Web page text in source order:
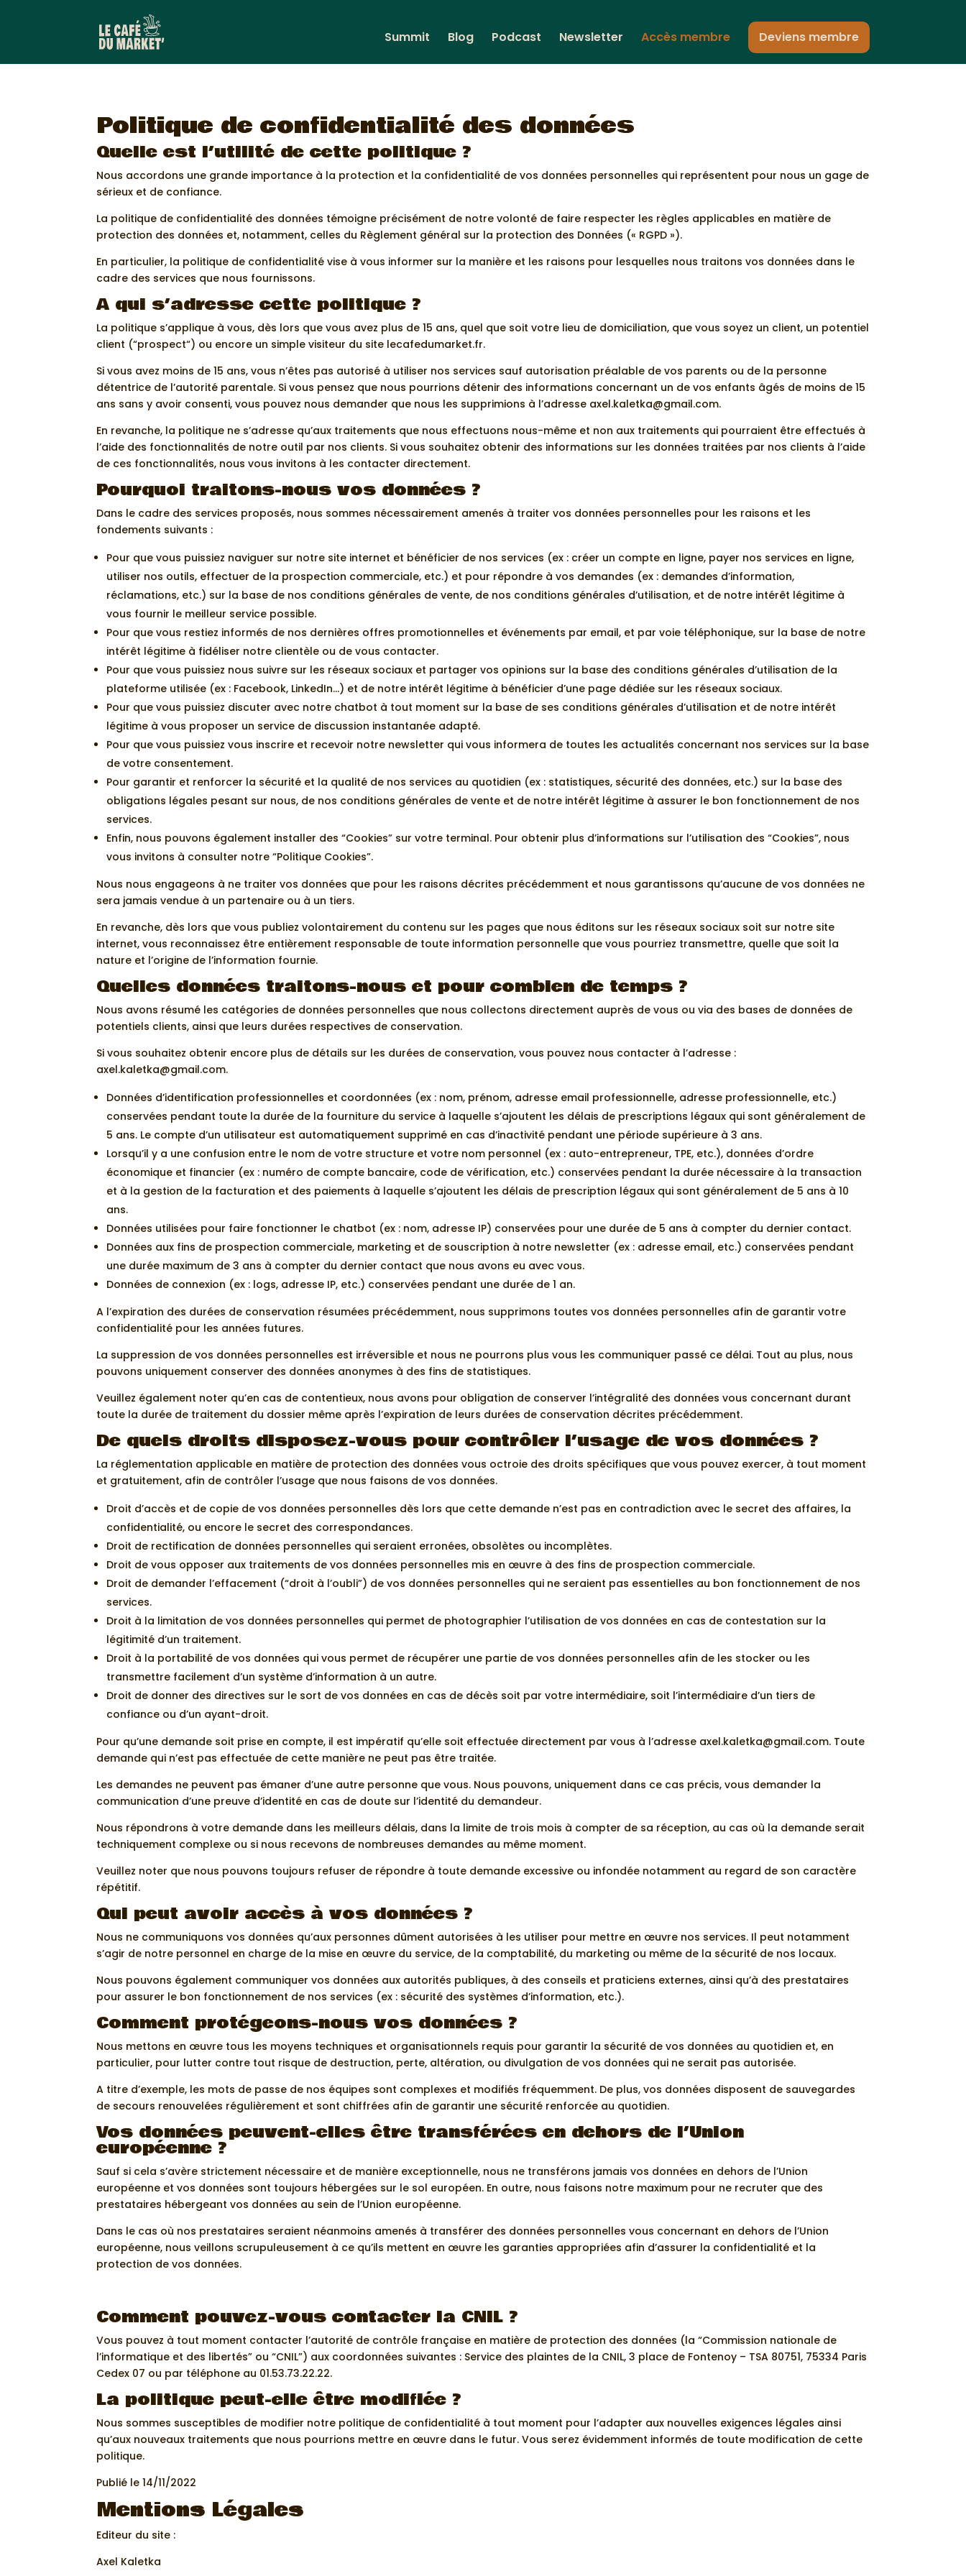
Summit Blog Podcast Newsletter Accès membre Deviens membre
Politique de confidentialité des données
Quelle est l’utilité de cette politique ?
Nous accordons une grande importance à la protection et la confidentialité de vos données personnelles qui représentent pour nous un gage de
sérieux et de confiance.
La politique de confidentialité des données témoigne précisément de notre volonté de faire respecter les règles applicables en matière de
protection des données et, notamment, celles du Règlement général sur la protection des Données (« RGPD »).
En particulier, la politique de confidentialité vise à vous informer sur la manière et les raisons pour lesquelles nous traitons vos données dans le
cadre des services que nous fournissons.
A qui s’adresse cette politique ?
La politique s’applique à vous, dès lors que vous avez plus de 15 ans, quel que soit votre lieu de domiciliation, que vous soyez un client, un potentiel
client (“prospect“) ou encore un simple visiteur du site lecafedumarket.fr.
Si vous avez moins de 15 ans, vous n’êtes pas autorisé à utiliser nos services sauf autorisation préalable de vos parents ou de la personne
détentrice de l’autorité parentale. Si vous pensez que nous pourrions détenir des informations concernant un de vos enfants âgés de moins de 15
ans sans y avoir consenti, vous pouvez nous demander que nous les supprimions à l’adresse axel.kaletka@gmail.com.
En revanche, la politique ne s’adresse qu’aux traitements que nous effectuons nous-même et non aux traitements qui pourraient être effectués à
l’aide des fonctionnalités de notre outil par nos clients. Si vous souhaitez obtenir des informations sur les données traitées par nos clients à l’aide
de ces fonctionnalités, nous vous invitons à les contacter directement.
Pourquoi traitons-nous vos données ?
Dans le cadre des services proposés, nous sommes nécessairement amenés à traiter vos données personnelles pour les raisons et les
fondements suivants :
Pour que vous puissiez naviguer sur notre site internet et bénéficier de nos services (ex : créer un compte en ligne, payer nos services en ligne,
utiliser nos outils, effectuer de la prospection commerciale, etc.) et pour répondre à vos demandes (ex : demandes d’information,
réclamations, etc.) sur la base de nos conditions générales de vente, de nos conditions générales d’utilisation, et de notre intérêt légitime à
vous fournir le meilleur service possible.
Pour que vous restiez informés de nos dernières offres promotionnelles et événements par email, et par voie téléphonique, sur la base de notre
intérêt légitime à fidéliser notre clientèle ou de vous contacter.
Pour que vous puissiez nous suivre sur les réseaux sociaux et partager vos opinions sur la base des conditions générales d’utilisation de la
plateforme utilisée (ex : Facebook, LinkedIn…) et de notre intérêt légitime à bénéficier d’une page dédiée sur les réseaux sociaux.
Pour que vous puissiez discuter avec notre chatbot à tout moment sur la base de ses conditions générales d’utilisation et de notre intérêt
légitime à vous proposer un service de discussion instantanée adapté.
Pour que vous puissiez vous inscrire et recevoir notre newsletter qui vous informera de toutes les actualités concernant nos services sur la base
de votre consentement.
Pour garantir et renforcer la sécurité et la qualité de nos services au quotidien (ex : statistiques, sécurité des données, etc.) sur la base des
obligations légales pesant sur nous, de nos conditions générales de vente et de notre intérêt légitime à assurer le bon fonctionnement de nos
services.
Enfin, nous pouvons également installer des “Cookies” sur votre terminal. Pour obtenir plus d’informations sur l’utilisation des “Cookies”, nous
vous invitons à consulter notre “Politique Cookies”.
Nous nous engageons à ne traiter vos données que pour les raisons décrites précédemment et nous garantissons qu’aucune de vos données ne
sera jamais vendue à un partenaire ou à un tiers.
En revanche, dès lors que vous publiez volontairement du contenu sur les pages que nous éditons sur les réseaux sociaux soit sur notre site
internet, vous reconnaissez être entièrement responsable de toute information personnelle que vous pourriez transmettre, quelle que soit la
nature et l’origine de l’information fournie.
Quelles données traitons-nous et pour combien de temps ?
Nous avons résumé les catégories de données personnelles que nous collectons directement auprès de vous ou via des bases de données de
potentiels clients, ainsi que leurs durées respectives de conservation.
Si vous souhaitez obtenir encore plus de détails sur les durées de conservation, vous pouvez nous contacter à l’adresse :
axel.kaletka@gmail.com.
Données d’identification professionnelles et coordonnées (ex : nom, prénom, adresse email professionnelle, adresse professionnelle, etc.)
conservées pendant toute la durée de la fourniture du service à laquelle s’ajoutent les délais de prescriptions légaux qui sont généralement de
5 ans. Le compte d’un utilisateur est automatiquement supprimé en cas d’inactivité pendant une période supérieure à 3 ans.
Lorsqu’il y a une confusion entre le nom de votre structure et votre nom personnel (ex : auto-entrepreneur, TPE, etc.), données d’ordre
économique et financier (ex : numéro de compte bancaire, code de vérification, etc.) conservées pendant la durée nécessaire à la transaction
et à la gestion de la facturation et des paiements à laquelle s’ajoutent les délais de prescription légaux qui sont généralement de 5 ans à 10
ans.
Données utilisées pour faire fonctionner le chatbot (ex : nom, adresse IP) conservées pour une durée de 5 ans à compter du dernier contact.
Données aux fins de prospection commerciale, marketing et de souscription à notre newsletter (ex : adresse email, etc.) conservées pendant
une durée maximum de 3 ans à compter du dernier contact que nous avons eu avec vous.
Données de connexion (ex : logs, adresse IP, etc.) conservées pendant une durée de 1 an.
A l’expiration des durées de conservation résumées précédemment, nous supprimons toutes vos données personnelles afin de garantir votre
confidentialité pour les années futures.
La suppression de vos données personnelles est irréversible et nous ne pourrons plus vous les communiquer passé ce délai. Tout au plus, nous
pouvons uniquement conserver des données anonymes à des fins de statistiques.
Veuillez également noter qu’en cas de contentieux, nous avons pour obligation de conserver l’intégralité des données vous concernant durant
toute la durée de traitement du dossier même après l’expiration de leurs durées de conservation décrites précédemment.
De quels droits disposez-vous pour contrôler l’usage de vos données ?
La réglementation applicable en matière de protection des données vous octroie des droits spécifiques que vous pouvez exercer, à tout moment
et gratuitement, afin de contrôler l’usage que nous faisons de vos données.
Droit d’accès et de copie de vos données personnelles dès lors que cette demande n’est pas en contradiction avec le secret des affaires, la
confidentialité, ou encore le secret des correspondances.
Droit de rectification de données personnelles qui seraient erronées, obsolètes ou incomplètes.
Droit de vous opposer aux traitements de vos données personnelles mis en œuvre à des fins de prospection commerciale.
Droit de demander l’effacement (“droit à l’oubli”) de vos données personnelles qui ne seraient pas essentielles au bon fonctionnement de nos
services.
Droit à la limitation de vos données personnelles qui permet de photographier l’utilisation de vos données en cas de contestation sur la
légitimité d’un traitement.
Droit à la portabilité de vos données qui vous permet de récupérer une partie de vos données personnelles afin de les stocker ou les
transmettre facilement d’un système d’information à un autre.
Droit de donner des directives sur le sort de vos données en cas de décès soit par votre intermédiaire, soit l’intermédiaire d’un tiers de
confiance ou d’un ayant-droit.
Pour qu’une demande soit prise en compte, il est impératif qu’elle soit effectuée directement par vous à l’adresse axel.kaletka@gmail.com. Toute
demande qui n’est pas effectuée de cette manière ne peut pas être traitée.
Les demandes ne peuvent pas émaner d’une autre personne que vous. Nous pouvons, uniquement dans ce cas précis, vous demander la
communication d’une preuve d’identité en cas de doute sur l’identité du demandeur.
Nous répondrons à votre demande dans les meilleurs délais, dans la limite de trois mois à compter de sa réception, au cas où la demande serait
techniquement complexe ou si nous recevons de nombreuses demandes au même moment.
Veuillez noter que nous pouvons toujours refuser de répondre à toute demande excessive ou infondée notamment au regard de son caractère
répétitif.
Qui peut avoir accès à vos données ?
Nous ne communiquons vos données qu’aux personnes dûment autorisées à les utiliser pour mettre en œuvre nos services. Il peut notamment
s’agir de notre personnel en charge de la mise en œuvre du service, de la comptabilité, du marketing ou même de la sécurité de nos locaux.
Nous pouvons également communiquer vos données aux autorités publiques, à des conseils et praticiens externes, ainsi qu’à des prestataires
pour assurer le bon fonctionnement de nos services (ex : sécurité des systèmes d’information, etc.).
Comment protégeons-nous vos données ?
Nous mettons en œuvre tous les moyens techniques et organisationnels requis pour garantir la sécurité de vos données au quotidien et, en
particulier, pour lutter contre tout risque de destruction, perte, altération, ou divulgation de vos données qui ne serait pas autorisée.
A titre d’exemple, les mots de passe de nos équipes sont complexes et modifiés fréquemment. De plus, vos données disposent de sauvegardes
de secours renouvelées régulièrement et sont chiffrées afin de garantir une sécurité renforcée au quotidien.
Vos données peuvent-elles être transférées en dehors de l’Union
européenne ?
Sauf si cela s’avère strictement nécessaire et de manière exceptionnelle, nous ne transférons jamais vos données en dehors de l’Union
européenne et vos données sont toujours hébergées sur le sol européen. En outre, nous faisons notre maximum pour ne recruter que des
prestataires hébergeant vos données au sein de l’Union européenne.
Dans le cas où nos prestataires seraient néanmoins amenés à transférer des données personnelles vous concernant en dehors de l’Union
européenne, nous veillons scrupuleusement à ce qu’ils mettent en œuvre les garanties appropriées afin d’assurer la confidentialité et la
protection de vos données.
Comment pouvez-vous contacter la CNIL ?
Vous pouvez à tout moment contacter l’autorité de contrôle française en matière de protection des données (la “Commission nationale de
l’informatique et des libertés” ou “CNIL”) aux coordonnées suivantes : Service des plaintes de la CNIL, 3 place de Fontenoy – TSA 80751, 75334 Paris
Cedex 07 ou par téléphone au 01.53.73.22.22.
La politique peut-elle être modifiée ?
Nous sommes susceptibles de modifier notre politique de confidentialité à tout moment pour l’adapter aux nouvelles exigences légales ainsi
qu’aux nouveaux traitements que nous pourrions mettre en œuvre dans le futur. Vous serez évidemment informés de toute modification de cette
politique.
Publié le 14/11/2022
Mentions Légales
Editeur du site :
Axel Kaletka